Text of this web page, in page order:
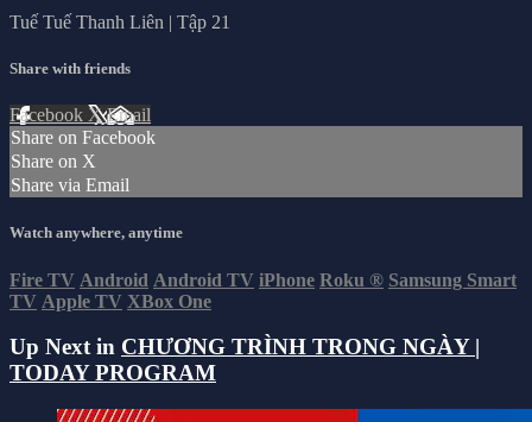
Tuế Tuế Thanh Liên | Tập 21
Share with friends
Facebook XEmail
Share on Facebook
Share on X
Share via Email
Watch anywhere, anytime
Fire TV Android Android TV iPhone Roku ® Samsung Smart
TV Apple TV XBox One
Up Next in CHƯƠNG TRÌNH TRONG NGÀY |
TODAY PROGRAM